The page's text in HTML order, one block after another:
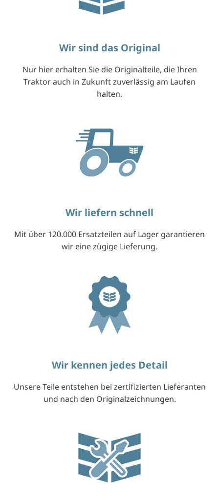
Wir sind das Original
Nur hier erhalten Sie die Originalteile, die Ihren
Traktor auch in Zukunft zuverlässig am Laufen
halten.
Wir liefern schnell
Mit über 120.000 Ersatzteilen auf Lager garantieren
wir eine zügige Lieferung.
Wir kennen jedes Detail
Unsere Teile entstehen bei zertifizierten Lieferanten
und nach den Originalzeichnungen.